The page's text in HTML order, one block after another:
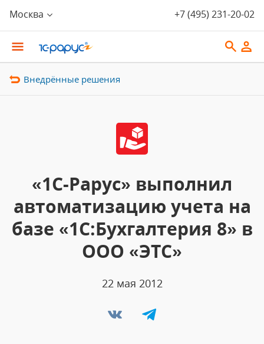
Москва +7 (495) 231-20-02
Внедрённые решения
«1С-Рарус» выполнил
автоматизацию учета на
базе «1С:Бухгалтерия 8» в
ООО «ЭТС»
22 мая 2012